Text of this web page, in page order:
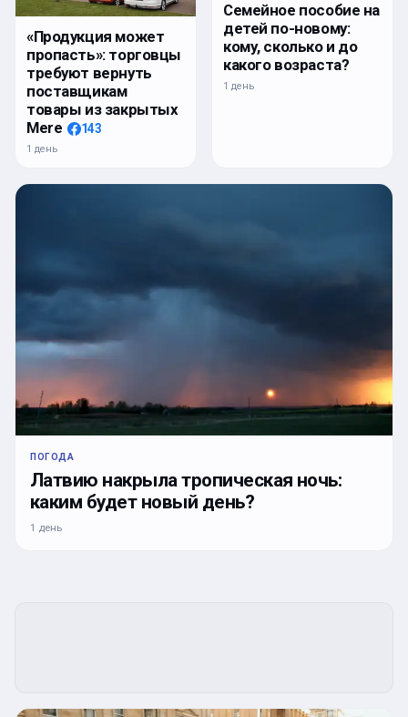
«Продукция может
пропасть»: торговцы
требуют вернуть
поставщикам
товары из закрытых
Mere
143
1 день
Семейное пособие на
детей по-новому:
кому, сколько и до
какого возраста?
1 день
ПОГОДА
Латвию накрыла тропическая ночь:
каким будет новый день?
1 день